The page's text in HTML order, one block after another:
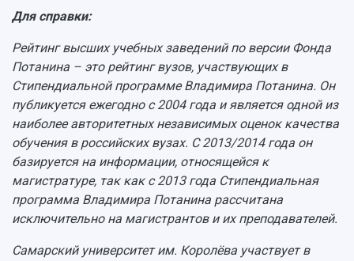
Устойчивое развитие
Кампус
3D-тур по университету
Музеи
Учебный аэродром
Центр истории авиационных двигателей
Ботанический сад
Умный дом бабочек
Международный межвузовский кампус
Сведения об образовательной организации
Видеолекции
Противодействие COVID-19
деятельности
Журналы Самарского университета
Научные конференции
Патенты
Публикации и издания
Отчеты о проведенных конференциях
Для справки:
Рейтинг высших учебных заведений по версии Фонда
Потанина – это рейтинг вузов, участвующих в
Стипендиальной программе Владимира Потанина. Он
публикуется ежегодно с 2004 года и является одной из
наиболее авторитетных независимых оценок качества
обучения в российских вузах. С 2013/2014 года он
базируется на информации, относящейся к
магистратуре, так как с 2013 года Стипендиальная
программа Владимира Потанина рассчитана
исключительно на магистрантов и их преподавателей.
Самарский университет им. Королёва участвует в